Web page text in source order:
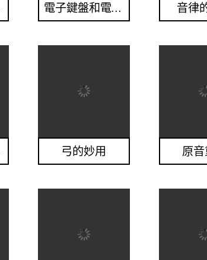
電子鍵盤和電腦樂器 音律
弓的妙用 原